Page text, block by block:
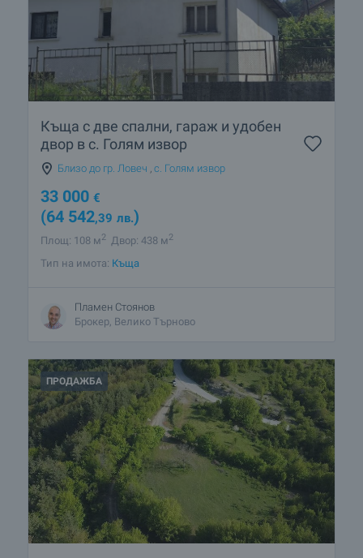
Къща с две спални, гараж и удобен
двор в с. Голям извор
Близо до гр. Ловеч с. Голям извор
33 000 €
(64 542,39 лв.)
Площ: 108 м2 Двор: 438 м2
Тип на имота: Къща
Пламен Стоянов
Брокер, Велико Търново
ПРОДАЖБА